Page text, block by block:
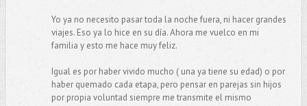
Yo ya no necesito pasar toda la noche fuera, ni hacer grandes
viajes. Eso ya lo hice en su día. Ahora me vuelco en mi
familia y esto me hace muy feliz.
Igual es por haber vivido mucho ( una ya tiene su edad) o por
haber quemado cada etapa, pero pensar en parejas sin hijos
por propia voluntad siempre me transmite el mismo